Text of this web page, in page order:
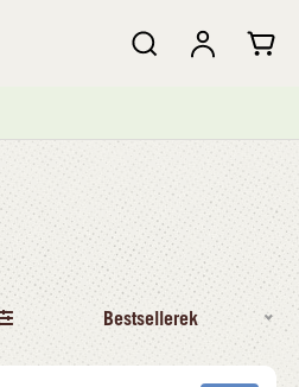
Bestsellerek